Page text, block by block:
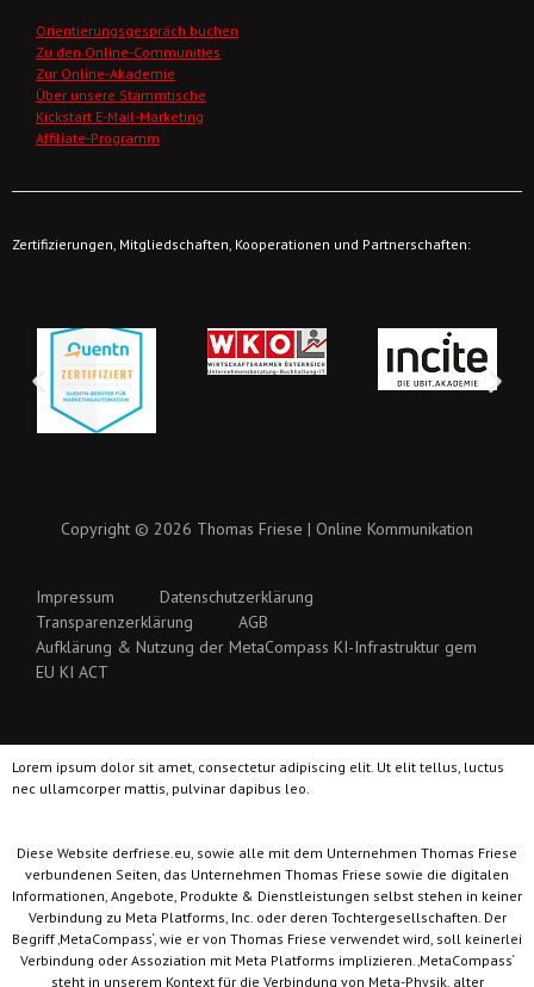
Orientierungsgespräch buchen
Zu den Online-Communities
Zur Online-Akademie
Über unsere Stammtische
Kickstart E-Mail-Marketing
Affiliate-Programm
Zertifizierungen, Mitgliedschaften, Kooperationen und Partnerschaften:
Copyright © 2026 Thomas Friese | Online Kommunikation
Impressum
Datenschutzerklärung
Transparenzerklärung
AGB
Aufklärung & Nutzung der MetaCompass KI-Infrastruktur gem
EU KI ACT
Lorem ipsum dolor sit amet, consectetur adipiscing elit. Ut elit tellus, luctus
nec ullamcorper mattis, pulvinar dapibus leo.
Diese Website derfriese.eu, sowie alle mit dem Unternehmen Thomas Friese
verbundenen Seiten, das Unternehmen Thomas Friese sowie die digitalen
Informationen, Angebote, Produkte & Dienstleistungen selbst stehen in keiner
Verbindung zu Meta Platforms, Inc. oder deren Tochtergesellschaften. Der
Begriff ‚MetaCompass‘, wie er von Thomas Friese verwendet wird, soll keinerlei
Verbindung oder Assoziation mit Meta Platforms implizieren. ‚MetaCompass‘
steht in unserem Kontext für die Verbindung von Meta-Physik, alter